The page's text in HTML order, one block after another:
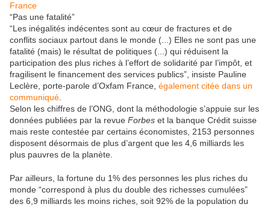
France
“Pas une fatalité”
“Les inégalités indécentes sont au cœur de fractures et de
conflits sociaux partout dans le monde (...) Elles ne sont pas une
fatalité (mais) le résultat de politiques (...) qui réduisent la
participation des plus riches à l’effort de solidarité par l’impôt, et
fragilisent le financement des services publics”, insiste Pauline
Leclère, porte-parole d’Oxfam France, également citée dans un
communiqué
Selon les chiffres de l’ONG, dont la méthodologie s’appuie sur les
données publiées par la revue Forbes et la banque Crédit suisse
mais reste contestée par certains économistes, 2153 personnes
disposent désormais de plus d’argent que les 4,6 milliards les
plus pauvres de la planète.
Par ailleurs, la fortune du 1% des personnes les plus riches du
monde “correspond à plus du double des richesses cumulées”
des 6,9 milliards les moins riches, soit 92% de la population du